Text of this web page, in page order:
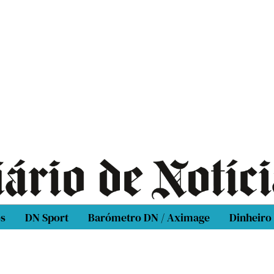
DN Sport Barómetro DN / Aximage Dinheiro